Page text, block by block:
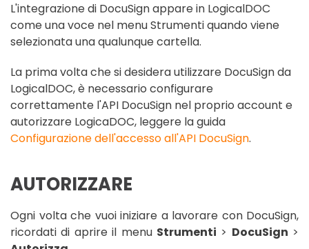
L'integrazione di DocuSign appare in LogicalDOC
come una voce nel menu Strumenti quando viene
selezionata una qualunque cartella.
La prima volta che si desidera utilizzare DocuSign da
LogicalDOC, è necessario configurare
correttamente l'API DocuSign nel proprio account e
autorizzare LogicaDOC, leggere la guida
Configurazione dell'accesso all'API DocuSign.
AUTORIZZARE
Ogni volta che vuoi iniziare a lavorare con DocuSign,
ricordati di aprire il menu Strumenti > DocuSign >